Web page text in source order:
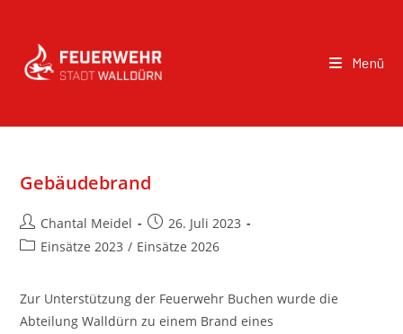
Menü
Gebäudebrand
Chantal Meidel
26. Juli 2023
Einsätze 2023 / Einsätze 2026
Zur Unterstützung der Feuerwehr Buchen wurde die
Abteilung Walldürn zu einem Brand eines